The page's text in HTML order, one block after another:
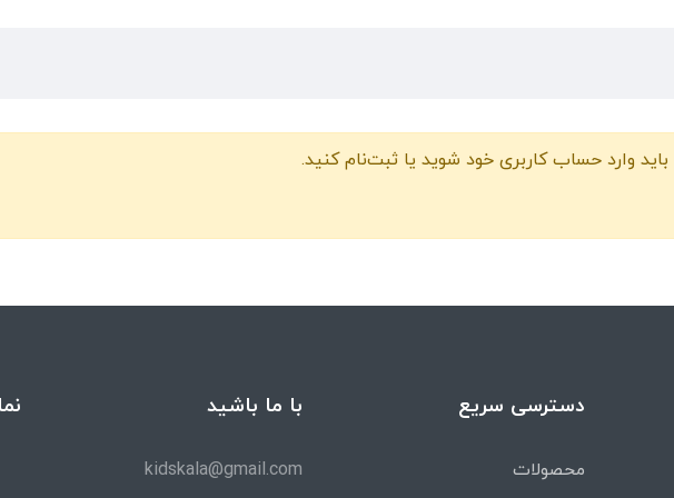
باید وارد حساب کاربری خود شوید یا ثبت‌نام کنید.
دسترسی سریع
محصولات
با ما باشید
kidskala@gmail.com